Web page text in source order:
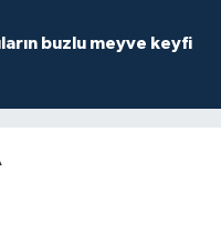
buzlu meyve keyfi